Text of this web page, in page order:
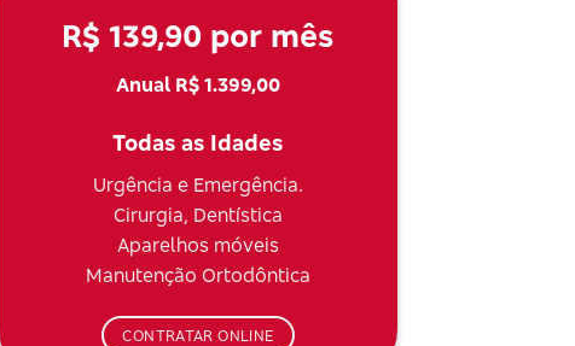
R$ 139,90 por mês
Anual R$ 1.399,00
Todas as Idades
Urgência e Emergência.
Cirurgia, Dentística
Aparelhos móveis
Manutenção Ortodôntica
CONTRATAR ONLINE